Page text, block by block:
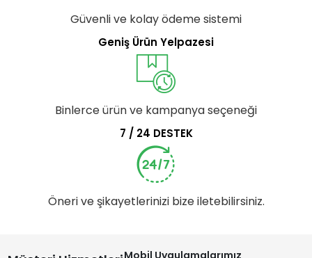
Güvenli ve kolay ödeme sistemi
Geniş Ürün Yelpazesi
Binlerce ürün ve kampanya seçeneği
7 / 24 DESTEK
Öneri ve şikayetlerinizi bize iletebilirsiniz.
Mobil Uygulamalarımız